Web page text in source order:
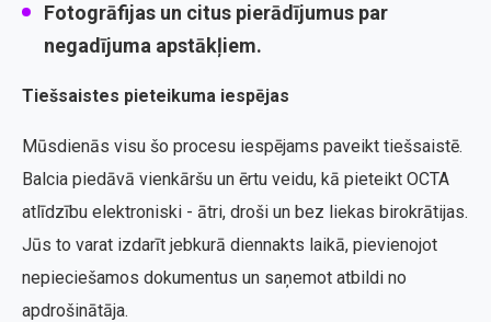
Fotogrāfijas un citus pierādījumus par
negadījuma apstākļiem.
Tiešsaistes pieteikuma iespējas
Mūsdienās visu šo procesu iespējams paveikt tiešsaistē.
Balcia piedāvā vienkāršu un ērtu veidu, kā pieteikt OCTA
atlīdzību elektroniski - ātri, droši un bez liekas birokrātijas.
Jūs to varat izdarīt jebkurā diennakts laikā, pievienojot
nepieciešamos dokumentus un saņemot atbildi no
apdrošinātāja.